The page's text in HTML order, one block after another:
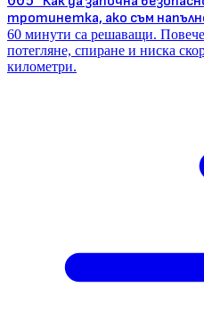
тротинетка, ако съм
60 минути са решаващи.
потегляне, спиране и ниска
километри.